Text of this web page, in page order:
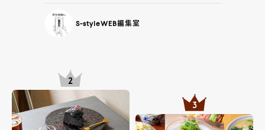
S-styleWEB編集室